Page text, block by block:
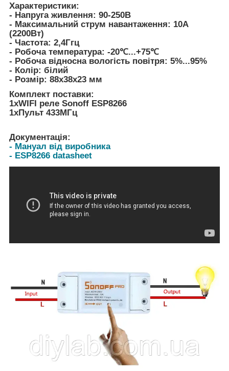
Характеристики:
- Напруга живлення: 90-250В
- Максимальний струм навантаження: 10А
(2200Вт)
- Частота: 2,4Ггц
- Робоча температура: -20℃...+75℃
- Робоча відносна вологість повітря: 5%...95%
- Колір: білий
- Розмір: 88х38х23 мм
Комплект поставки:
1хWIFI реле Sonoff ESP8266
1хПульт 433МГц
Документація:
- Мануал від виробника
- ESP8266 datasheet